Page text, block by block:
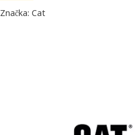
Značka: Cat